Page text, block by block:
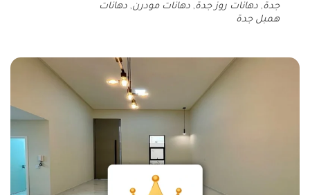
جدة, دهانات روز جدة, دهانات مودرن, دهانات
همبل جدة